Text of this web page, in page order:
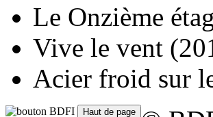
Le Onzième
Vive le vent
Acier froid sur